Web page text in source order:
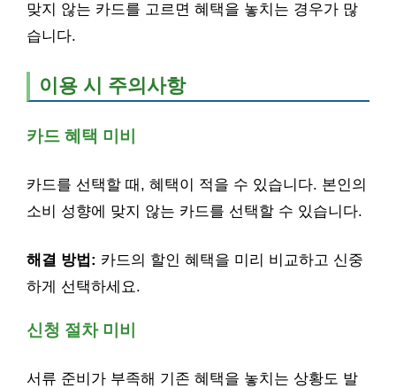
맞지 않는 카드를 고르면 혜택을 놓치는 경우가 많
습니다.
이용 시 주의사항
카드 혜택 미비
카드를 선택할 때, 혜택이 적을 수 있습니다. 본인의
소비 성향에 맞지 않는 카드를 선택할 수 있습니다.
해결 방법: 카드의 할인 혜택을 미리 비교하고 신중
하게 선택하세요.
신청 절차 미비
서류 준비가 부족해 기존 혜택을 놓치는 상황도 발